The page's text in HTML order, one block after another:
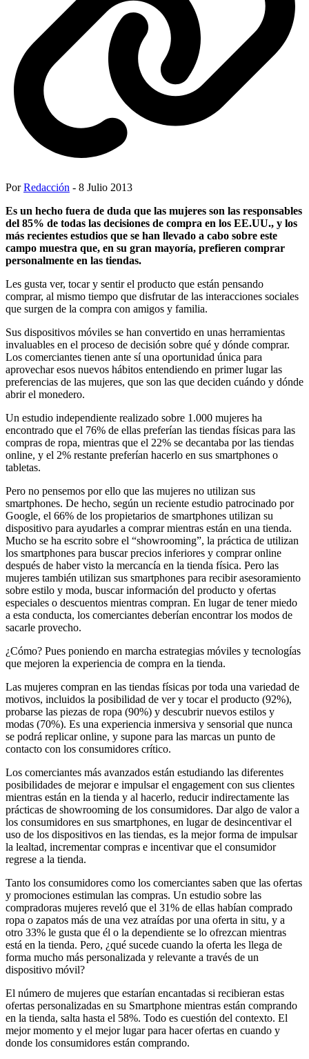
PorRedacción - 8 Julio 2013
Es un hecho fuera de duda que las mujeres son las responsables
del 85% de todas las decisiones de compra en los EE.UU., y los
más recientes estudios que se han llevado a cabo sobre este
campo muestra que, en su gran mayoría, prefieren comprar
personalmente en las tiendas.
Les gusta ver, tocar y sentir el producto que están pensando
comprar, al mismo tiempo que disfrutar de las interacciones sociales
que surgen de la compra con amigos y familia.
Sus dispositivos móviles se han convertido en unas herramientas
invaluables en el proceso de decisión sobre qué y dónde comprar.
Los comerciantes tienen ante sí una oportunidad única para
aprovechar esos nuevos hábitos entendiendo en primer lugar las
preferencias de las mujeres, que son las que deciden cuándo y dónde
abrir el monedero.
Un estudio independiente realizado sobre 1.000 mujeres ha
encontrado que el 76% de ellas preferían las tiendas físicas para las
compras de ropa, mientras que el 22% se decantaba por las tiendas
online, y el 2% restante preferían hacerlo en sus smartphones o
tabletas.
Pero no pensemos por ello que las mujeres no utilizan sus
smartphones. De hecho, según un reciente estudio patrocinado por
Google, el 66% de los propietarios de smartphones utilizan su
dispositivo para ayudarles a comprar mientras están en una tienda.
Mucho se ha escrito sobre el “showrooming”, la práctica de utilizan
los smartphones para buscar precios inferiores y comprar online
después de haber visto la mercancía en la tienda física. Pero las
mujeres también utilizan sus smartphones para recibir asesoramiento
sobre estilo y moda, buscar información del producto y ofertas
especiales o descuentos mientras compran. En lugar de tener miedo
a esta conducta, los comerciantes deberían encontrar los modos de
sacarle provecho.
¿Cómo? Pues poniendo en marcha estrategias móviles y tecnologías
que mejoren la experiencia de compra en la tienda.
Las mujeres compran en las tiendas físicas por toda una variedad de
motivos, incluidos la posibilidad de ver y tocar el producto (92%),
probarse las piezas de ropa (90%) y descubrir nuevos estilos y
modas (70%). Es una experiencia inmersiva y sensorial que nunca
se podrá replicar online, y supone para las marcas un punto de
contacto con los consumidores crítico.
Los comerciantes más avanzados están estudiando las diferentes
posibilidades de mejorar e impulsar el engagement con sus clientes
mientras están en la tienda y al hacerlo, reducir indirectamente las
prácticas de showrooming de los consumidores. Dar algo de valor a
los consumidores en sus smartphones, en lugar de desincentivar el
uso de los dispositivos en las tiendas, es la mejor forma de impulsar
la lealtad, incrementar compras e incentivar que el consumidor
regrese a la tienda.
Tanto los consumidores como los comerciantes saben que las ofertas
y promociones estimulan las compras. Un estudio sobre las
compradoras mujeres reveló que el 31% de ellas habían comprado
ropa o zapatos más de una vez atraídas por una oferta in situ, y a
otro 33% le gusta que él o la dependiente se lo ofrezcan mientras
está en la tienda. Pero, ¿qué sucede cuando la oferta les llega de
forma mucho más personalizada y relevante a través de un
dispositivo móvil?
El número de mujeres que estarían encantadas si recibieran estas
ofertas personalizadas en su Smartphone mientras están comprando
en la tienda, salta hasta el 58%. Todo es cuestión del contexto. El
mejor momento y el mejor lugar para hacer ofertas en cuando y
donde los consumidores están comprando.